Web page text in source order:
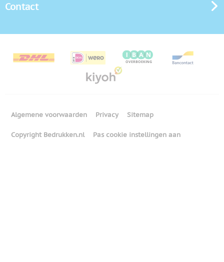
Contact
Algemene voorwaarden Privacy Sitemap
Copyright Bedrukken.nl Pas cookie instellingen aan